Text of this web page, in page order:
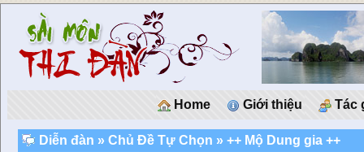
Home Giới thiệu Tác
Diễn đàn »Chủ Ðề Tự Chọn » ++ Mộ Dung gia ++